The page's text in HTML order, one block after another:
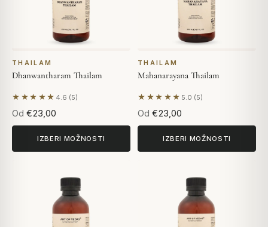
THAILAM
Dhanwantharam Thailam
★★★★★ 4.6 (5)
Na podlagi 5 mnenj
Od €23,00
IZBERI MOŽNOSTI
THAILAM
Mahanarayana Thailam
★★★★★ 5.0 (5)
Na podlagi 5 mnenj
Od €23,00
IZBERI MOŽNOSTI